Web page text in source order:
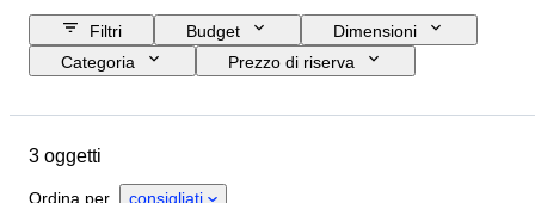
Filtri Budget
Dimensioni
Categoria
Prezzo di riserva
Materiale
Stile
3 oggetti
Ordina per consigliati